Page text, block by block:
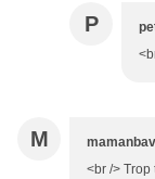
P
M
<br />